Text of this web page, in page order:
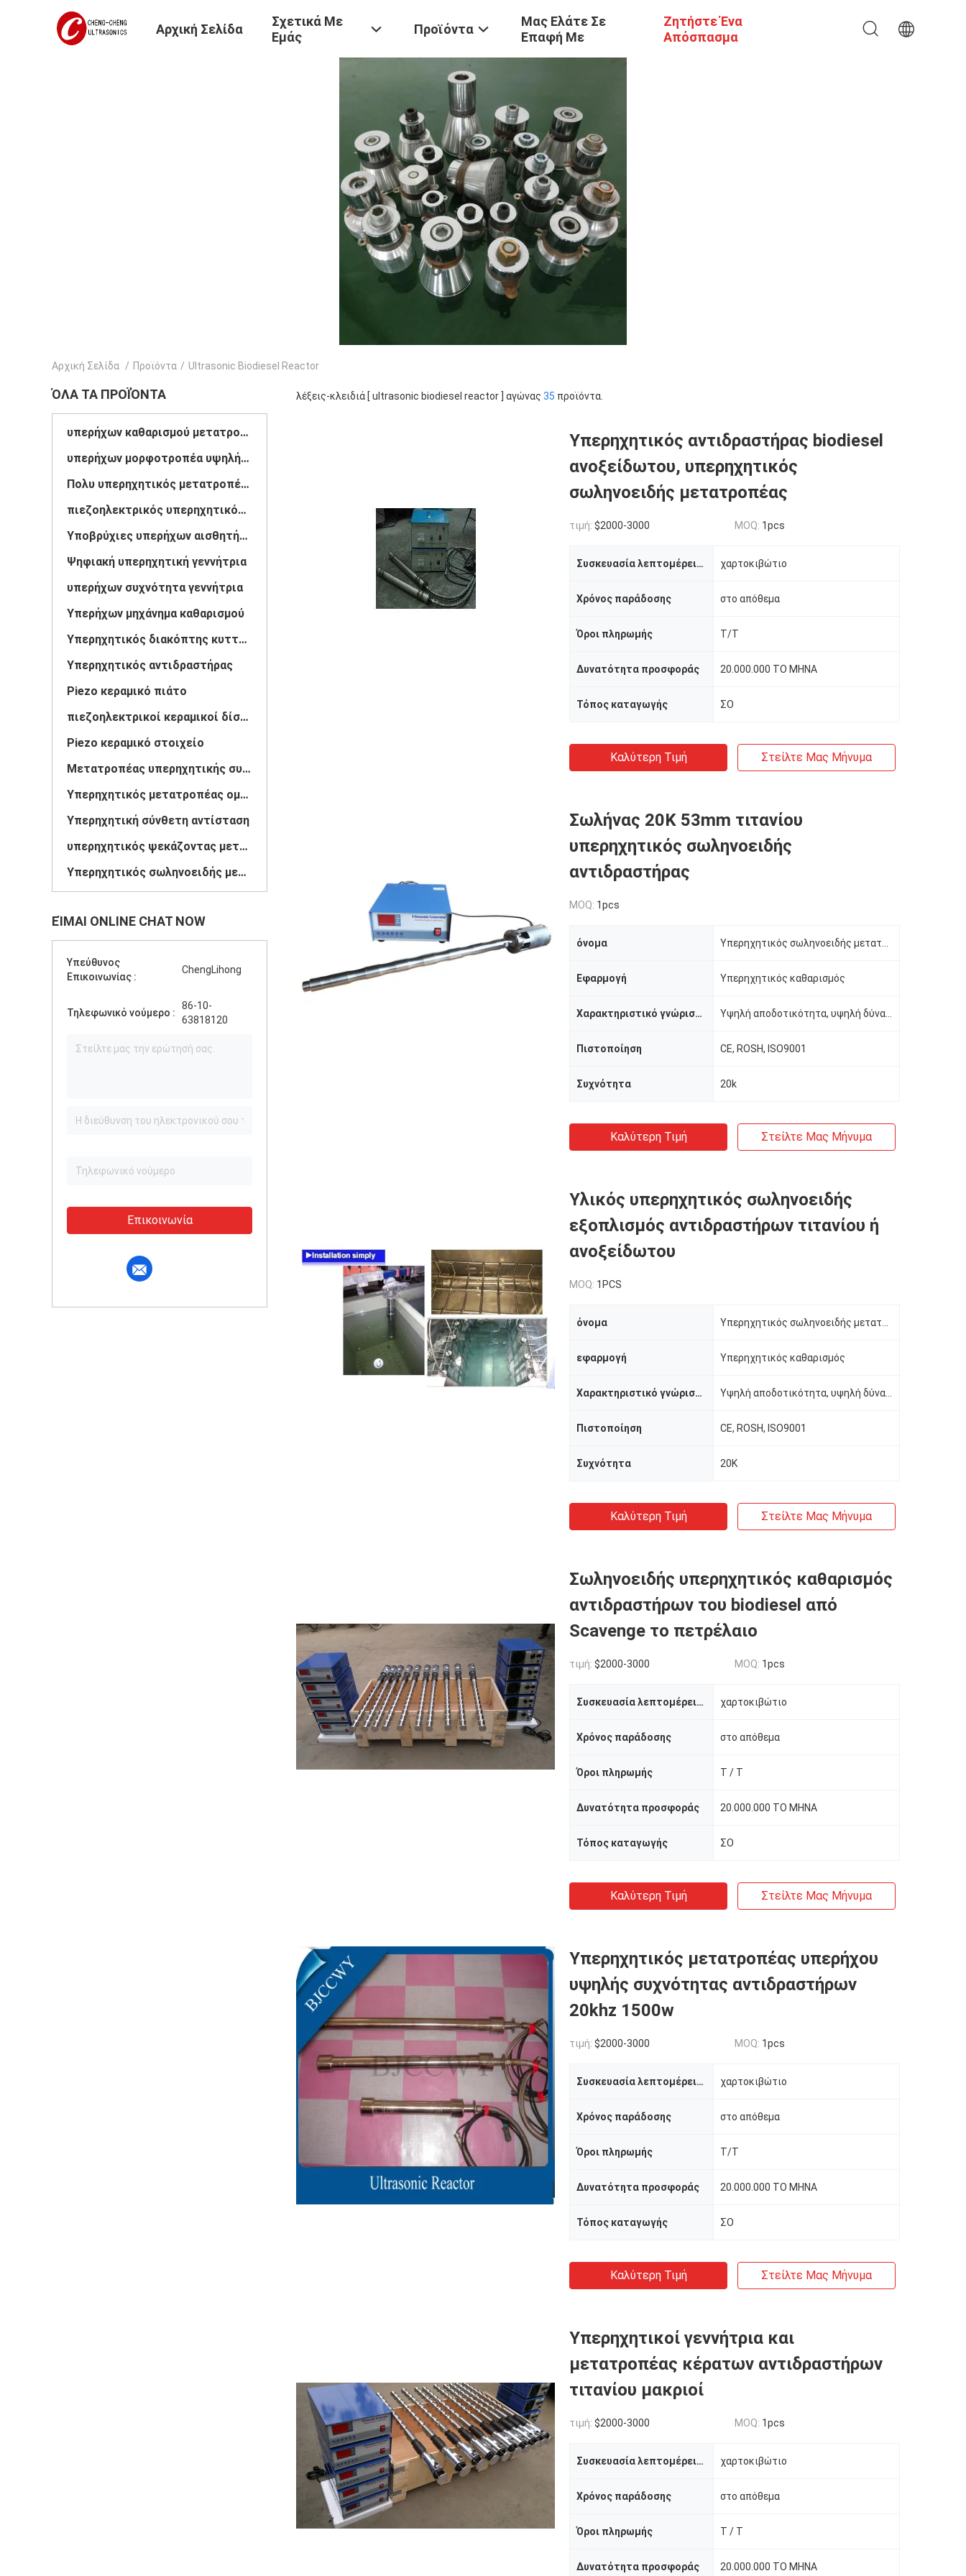
Αρχική Σελίδα
Σχετικά Με
Εμάς
Προϊόντα
Μας Ελάτε Σε
Επαφή Με
Ζητήστε Ένα
Απόσπασμα
Αρχική Σελίδα / Προϊόντα / Ultrasonic Biodiesel Reactor
ΌΛΑ ΤΑ ΠΡΟΪΌΝΤΑ
υπερήχων καθαρισμού μετατροπέα
υπερήχων μορφοτροπέα υψηλής ισχύος
Πολυ υπερηχητικός μετατροπέας συχνότητας
πιεζοηλεκτρικός υπερηχητικός μετατροπέας
Υποβρύχιες υπερήχων αισθητήριο
Ψηφιακή υπερηχητική γεννήτρια
υπερήχων συχνότητα γεννήτρια
Υπερήχων μηχάνημα καθαρισμού
Υπερηχητικός διακόπτης κυττάρων
Υπερηχητικός αντιδραστήρας
Piezo κεραμικό πιάτο
πιεζοηλεκτρικοί κεραμικοί δίσκοι
Piezo κεραμικό στοιχείο
Μετατροπέας υπερηχητικής συγκόλλησης
Υπερηχητικός μετατροπέας ομορφιάς
Υπερηχητική σύνθετη αντίσταση
υπερηχητικός ψεκάζοντας μετατροπέας
Υπερηχητικός σωληνοειδής μετατροπέας
ΕΊΜΑΙ ONLINE CHAT NOW
Υπεύθυνος
Επικοινωνίας :
ChengLihong
Τηλεφωνικό νούμερο :
86-10-
63818120
Επικοινωνία
λέξεις-κλειδιά [ ultrasonic biodiesel reactor ] αγώνας 35 προϊόντα.
Υπερηχητικός αντιδραστήρας biodiesel
ανοξείδωτου, υπερηχητικός
σωληνοειδής μετατροπέας
τιμή: $2000-3000 MOQ: 1pcs
Συσκευασία λεπτομέρειες χαρτοκιβώτιο
Χρόνος παράδοσης στο απόθεμα
Όροι πληρωμής T/T
Δυνατότητα προσφοράς 20.000.000 ΤΟ ΜΗΝΑ
Τόπος καταγωγής ΣΟ
Καλύτερη Τιμή Στείλτε Μας Μήνυμα
Σωλήνας 20K 53mm τιτανίου
υπερηχητικός σωληνοειδής
αντιδραστήρας
MOQ: 1pcs
όνομα
Εφαρμογή Υπερηχητικός καθαρισμός
Χαρακτηριστικό γνώρισμα
Πιστοποίηση CE, ROSH, ISO9001
Συχνότητα 20k
Καλύτερη Τιμή Στείλτε Μας Μήνυμα
Υλικός υπερηχητικός σωληνοειδής
εξοπλισμός αντιδραστήρων τιτανίου ή
ανοξείδωτου
MOQ: 1PCS
όνομα
εφαρμογή Υπερηχητικός καθαρισμός
Χαρακτηριστικό γνώρισμα
Πιστοποίηση CE, ROSH, ISO9001
Συχνότητα 20K
Καλύτερη Τιμή Στείλτε Μας Μήνυμα
Σωληνοειδής υπερηχητικός καθαρισμός
αντιδραστήρων του biodiesel από
Scavenge το πετρέλαιο
τιμή: $2000-3000 MOQ: 1pcs
Συσκευασία λεπτομέρειες χαρτοκιβώτιο
Χρόνος παράδοσης στο απόθεμα
Όροι πληρωμής T / T
Δυνατότητα προσφοράς 20.000.000 ΤΟ ΜΗΝΑ
Τόπος καταγωγής ΣΟ
Καλύτερη Τιμή Στείλτε Μας Μήνυμα
Υπερηχητικός μετατροπέας υπερήχου
υψηλής συχνότητας αντιδραστήρων
20khz 1500w
τιμή: $2000-3000 MOQ: 1pcs
Συσκευασία λεπτομέρειες χαρτοκιβώτιο
Χρόνος παράδοσης στο απόθεμα
Όροι πληρωμής T/T
Δυνατότητα προσφοράς 20.000.000 ΤΟ ΜΗΝΑ
Τόπος καταγωγής ΣΟ
Καλύτερη Τιμή Στείλτε Μας Μήνυμα
Υπερηχητικοί γεννήτρια και
μετατροπέας κέρατων αντιδραστήρων
τιτανίου μακριοί
τιμή: $2000-3000 MOQ: 1pcs
Συσκευασία λεπτομέρειες χαρτοκιβώτιο
Χρόνος παράδοσης στο απόθεμα
Όροι πληρωμής T / T
Δυνατότητα προσφοράς 20.000.000 ΤΟ ΜΗΝΑ